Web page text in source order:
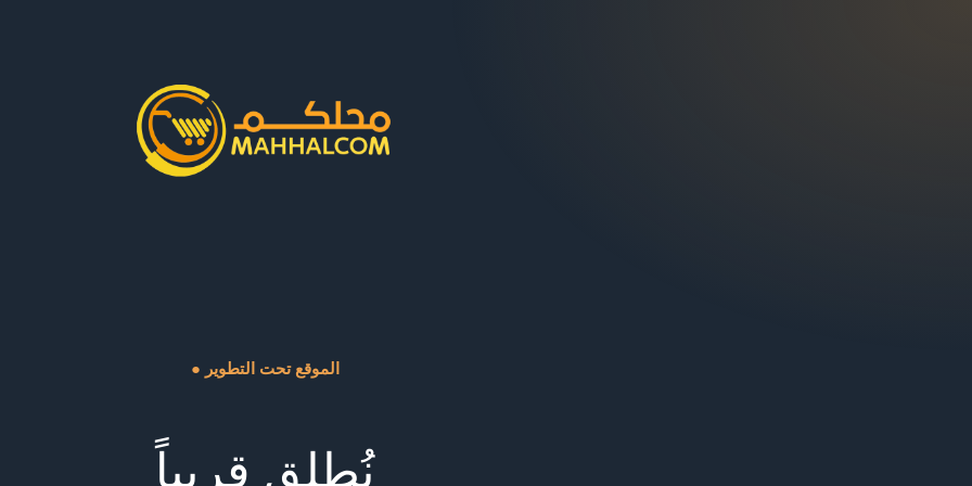
● الموقع تحت التطوير
نُطلق قريباً